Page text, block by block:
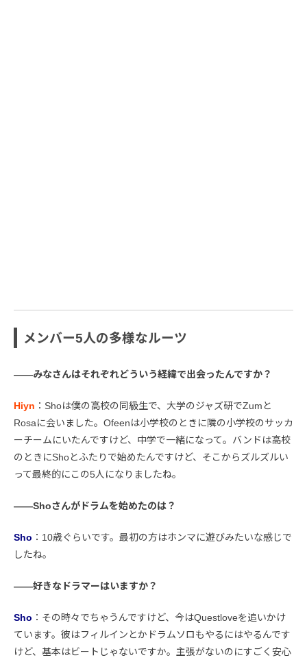
メンバー5人の多様なルーツ
――みなさんはそれぞれどういう経緯で出会ったんですか？
Hiyn ：Shoは僕の高校の同級生で、大学のジャズ研でZumと
Rosaに会いました。Ofeenは小学校のときに隣の小学校のサッカ
ーチームにいたんですけど、中学で一緒になって。バンドは高校
のときにShoとふたりで始めたんですけど、そこからズルズルい
って最終的にこの5人になりましたね。
――Shoさんがドラムを始めたのは？
Sho ：10歳ぐらいです。最初の方はホンマに遊びみたいな感じで
したね。
――好きなドラマーはいますか？
Sho ：その時々でちゃうんですけど、今はQuestloveを追いかけ
ています。彼はフィルインとかドラムソロもやるにはやるんです
けど、基本はビートじゃないですか。主張がないのにすごく安心